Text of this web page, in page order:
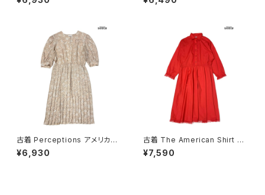
ーツ ワンピース 黒 (otu26030
ス 緑 (otu2603020)
古着 Perceptions アメリカ製
総柄 ロング丈 長袖 プリーツ ワ
ンピース ピンク ベージュ (otu
¥6,930
古着 The American Shirt Dr
ess アメリカ製 レース 無地 コ
ットン ロング丈 長袖 ワンピース
¥7,590